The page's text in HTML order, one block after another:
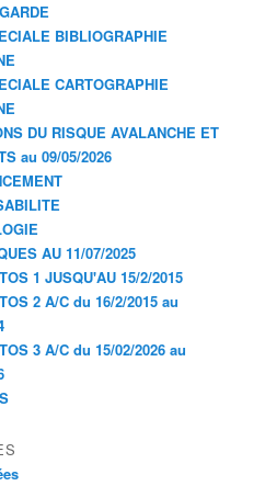
BIBLIOGRAPHIE
CARTOGRAPHIE
DU RISQUE AVALANCHE ET
au 09/05/2026
AU 11/07/2025
1 JUSQU'AU 15/2/2015
2 A/C du 16/2/2015 au
3 A/C du 15/02/2026 au